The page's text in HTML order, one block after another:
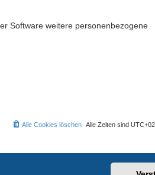
Software weitere personenbezogene
Alle Zeiten sind
Alle Cookies löschen